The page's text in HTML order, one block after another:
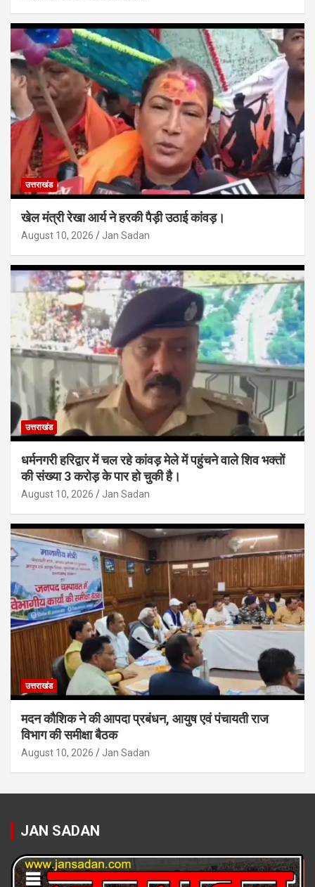
उत्तराखंड
खेल मंत्री रेखा आर्य ने हरकी पैड़ी उठाई कांवड़।
August 10, 2026 Jan Sadan
उत्तराखंड
धर्मनगरी हरिद्वार में चल रहे कांवड़ मेले में पहुंचने वाले शिव भक्तों
की संख्या 3 करोड़ के पार हो चुकी है।
August 10, 2026 Jan Sadan
उत्तराखंड
मदन कौशिक ने की आपदा प्रबंधन, आयुष एवं पंचायती राज
विभाग की समीक्षा बैठक
August 10, 2026 Jan Sadan
JAN SADAN